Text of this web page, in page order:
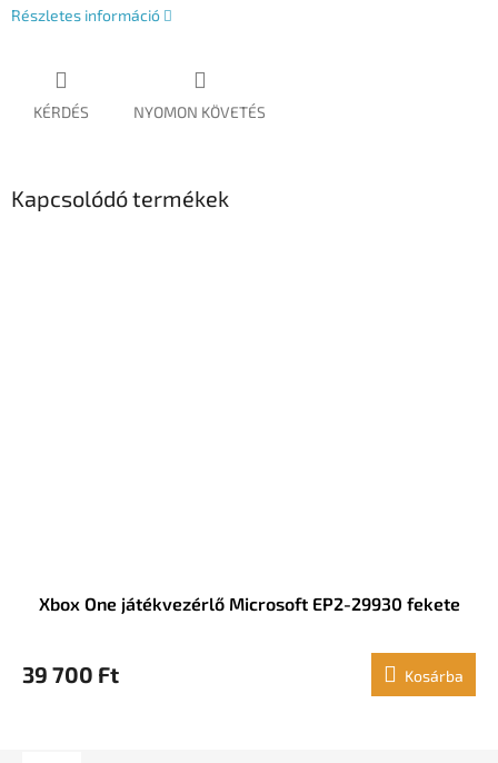
Részletes információ
KÉRDÉS NYOMON KÖVETÉS
Kapcsolódó termékek
Xbox One játékvezérlő Microsoft EP2-29930 fekete
39 700 Ft Kosárba